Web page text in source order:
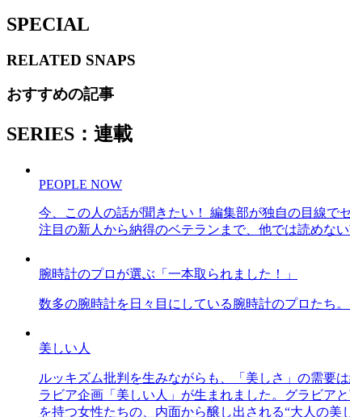
SPECIAL
RELATED SNAPS
おすすめの記事
SERIES：連載
PEOPLE NOW
今、この人の話が聞きたい！ 編集部が独自の目線で
注目の新人から納得のベテランまで、他では読めな
腕時計のプロが選ぶ「一本取られました！」
数多の腕時計を日々目にしている腕時計のプロたち
美しい人
ルッキズム批判を生みながらも、「美しさ」の需要
ラビア企画「美しい人」が生まれました。グラビア
を持つ女性たちの、内面から醸し出される“大人の美